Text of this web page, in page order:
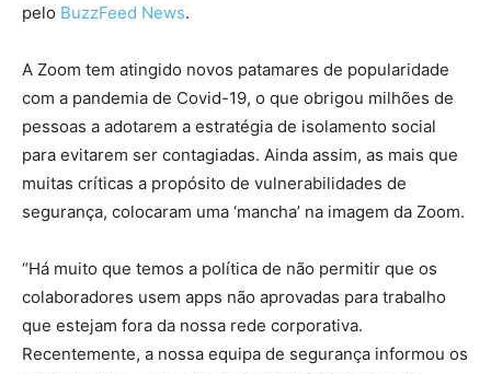
pelo BuzzFeed News.
A Zoom tem atingido novos patamares de popularidade
com a pandemia de Covid-19, o que obrigou milhões de
pessoas a adotarem a estratégia de isolamento social
para evitarem ser contagiadas. Ainda assim, as mais que
muitas críticas a propósito de vulnerabilidades de
segurança, colocaram uma ‘mancha’ na imagem da Zoom.
“Há muito que temos a política de não permitir que os
colaboradores usem apps não aprovadas para trabalho
que estejam fora da nossa rede corporativa.
Recentemente, a nossa equipa de segurança informou os